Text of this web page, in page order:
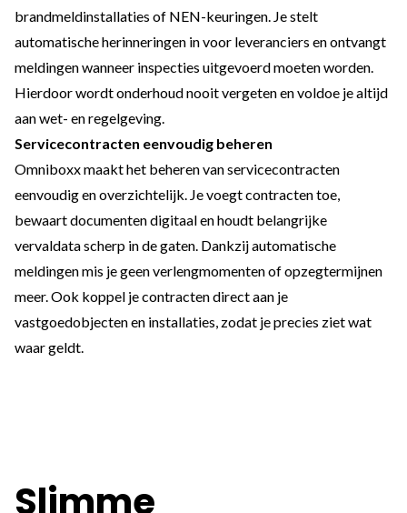
brandmeldinstallaties of NEN-keuringen. Je stelt
automatische herinneringen in voor leveranciers en ontvangt
meldingen wanneer inspecties uitgevoerd moeten worden.
Hierdoor wordt onderhoud nooit vergeten en voldoe je altijd
aan wet- en regelgeving.
Servicecontracten eenvoudig beheren
Omniboxx maakt het beheren van servicecontracten
eenvoudig en overzichtelijk. Je voegt contracten toe,
bewaart documenten digitaal en houdt belangrijke
vervaldata scherp in de gaten. Dankzij automatische
meldingen mis je geen verlengmomenten of opzegtermijnen
meer. Ook koppel je contracten direct aan je
vastgoedobjecten en installaties, zodat je precies ziet wat
waar geldt.
Slimme